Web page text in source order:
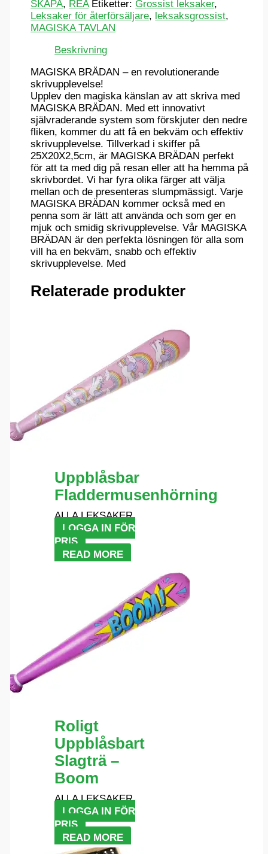
SKAPA, REA Etiketter: Grossist leksaker,
Leksaker för återförsäljare, leksaksgrossist,
MAGISKA TAVLAN
Beskrivning
MAGISKA BRÄDAN – en revolutionerande
skrivupplevelse!
Upplev den magiska känslan av att skriva med
MAGISKA BRÄDAN. Med ett innovativt
självraderande system som förskjuter den nedre
fliken, kommer du att få en bekväm och effektiv
skrivupplevelse. Tillverkad i skiffer på
25X20X2,5cm, är MAGISKA BRÄDAN perfekt
för att ta med dig på resan eller att ha hemma på
skrivbordet. Vi har fyra olika färger att välja
mellan och de presenteras slumpmässigt. Varje
MAGISKA BRÄDAN kommer också med en
penna som är lätt att använda och som ger en
mjuk och smidig skrivupplevelse. Vår MAGISKA
BRÄDAN är den perfekta lösningen för alla som
vill ha en bekväm, snabb och effektiv
skrivupplevelse. Med
Relaterade produkter
Uppblåsbar
Fladdermusenhörning
ALLA LEKSAKER
LOGGA IN FÖR
PRIS
READ MORE
Roligt
Uppblåsbart
Slagträ –
Boom
ALLA LEKSAKER
LOGGA IN FÖR
PRIS
READ MORE